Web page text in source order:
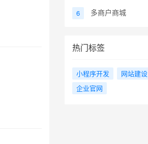
6 多商户商城
热门标签
小程序开发 网站建设
企业官网